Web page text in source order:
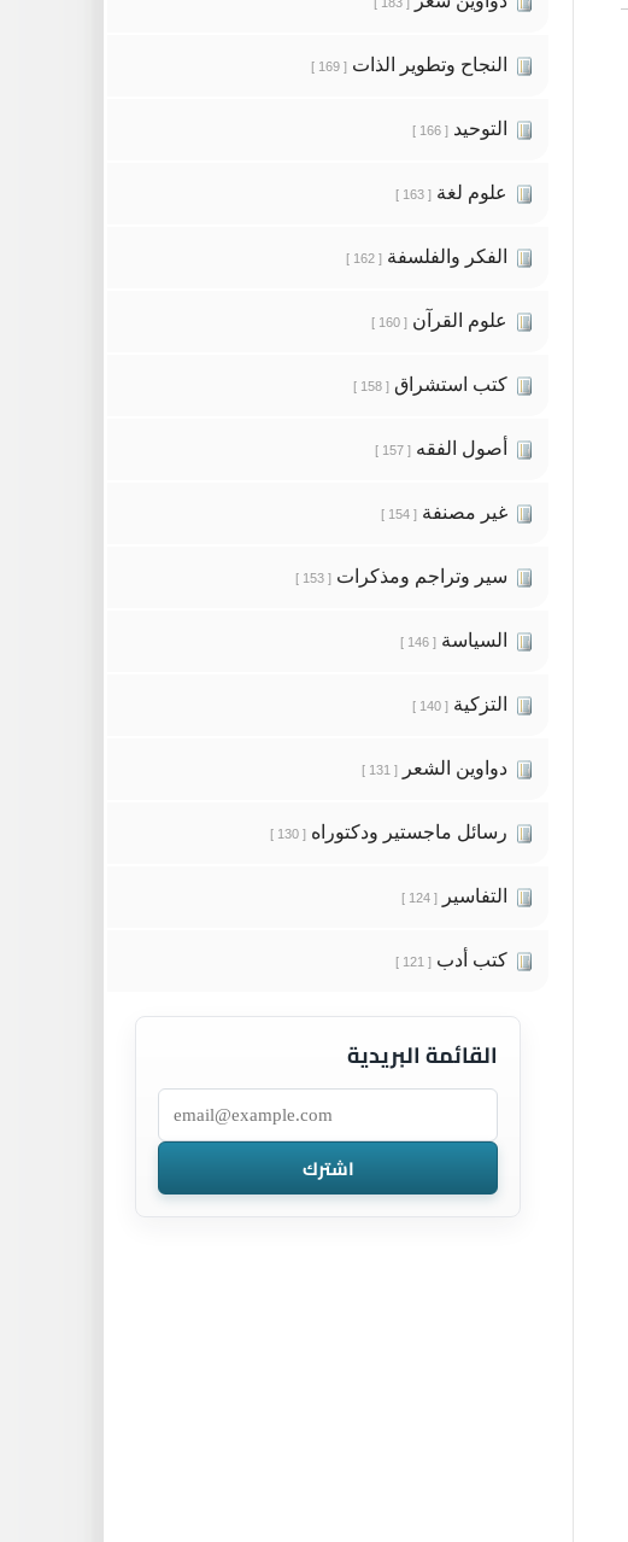
النجاح وتطوير الذات [ 169 ]
التوحيد [ 166 ]
علوم لغة [ 163 ]
الفكر والفلسفة [ 162 ]
علوم القرآن [ 160 ]
كتب استشراق [ 158 ]
أصول الفقه [ 157 ]
غير مصنفة [ 154 ]
سير وتراجم ومذكرات [ 153 ]
السياسة [ 146 ]
التزكية [ 140 ]
دواوين الشعر [ 131 ]
رسائل ماجستير ودكتوراه [ 130 ]
التفاسير [ 124 ]
كتب أدب [ 121 ]
القائمة البريدية